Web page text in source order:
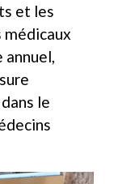
et les
médicaux
le